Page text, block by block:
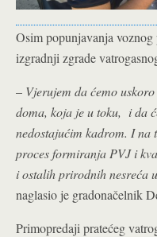
Osim popunjavanja
izgradnji zgrade
– Vjerujem da ćemo
doma, koja je u toku, i da
nedostajućim kadrom. I na
proces formiranja PVJ i
i ostalih prirodnih nesreća
naglasio je gradonačelnik
Primopredaji pratećeg